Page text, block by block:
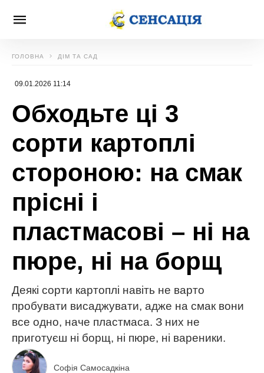
ГОЛОВНА ДІМ ТА САД
09.01.2026 11:14
Обходьте ці 3
сорти картоплі
стороною: на смак
прісні і
пластмасові – ні на
пюре, ні на борщ
Деякі сорти картоплі навіть не варто
пробувати висаджувати, адже на смак вони
все одно, наче пластмаса. З них не
приготуєш ні борщ, ні пюре, ні вареники.
Софія Самосадкіна